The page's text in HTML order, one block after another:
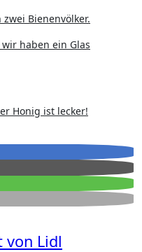
Bienenvölker.
haben ein Glas
Honig ist lecker!
von Lidl